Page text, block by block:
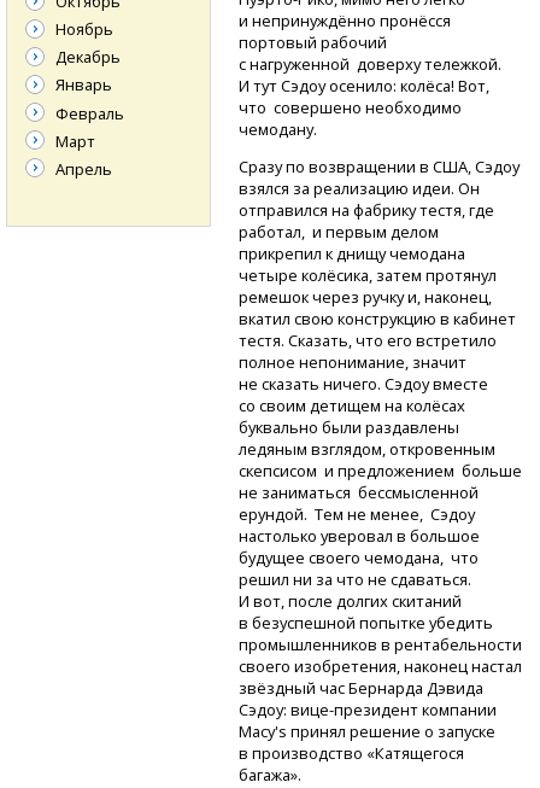
и непринуждённо пронёсся
портовый рабочий
с нагруженной доверху тележкой.
И тут Сэдоу осенило: колёса! Вот,
что совершено необходимо
чемодану.
Сразу по возвращении в США, Сэдоу
взялся за реализацию идеи. Он
отправился на фабрику тестя, где
работал, и первым делом
прикрепил к днищу чемодана
четыре колёсика, затем протянул
ремешок через ручку и, наконец,
вкатил свою конструкцию в кабинет
тестя. Сказать, что его встретило
полное непонимание, значит
не сказать ничего. Сэдоу вместе
со своим детищем на колёсах
буквально были раздавлены
ледяным взглядом, откровенным
скепсисом и предложением больше
не заниматься бессмысленной
ерундой. Тем не менее, Сэдоу
настолько уверовал в большое
будущее своего чемодана, что
решил ни за что не сдаваться.
И вот, после долгих скитаний
в безуспешной попытке убедить
промышленников в рентабельности
своего изобретения, наконец настал
звёздный час Бернарда Дэвида
Сэдоу:вице-президенткомпании
Macy's принял решение о запуске
в производство «Катящегося
багажа».
Ноябрь
Декабрь
Январь
Февраль
Март
Апрель